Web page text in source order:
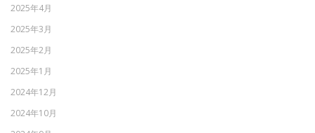
2025年4月
2025年3月
2025年2月
2025年1月
2024年12月
2024年10月